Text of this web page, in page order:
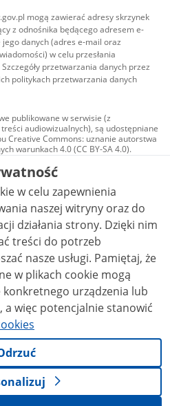
mogą zawierać adresy skrzynek
z odnośnika będącego adresem e-
danych (adres e-mail oraz
w celu przesłania
przetwarzania danych przez
politykach przetwarzania danych
publikowane w serwisie (z
treści audiowizualnych), są udostępniane
Creative Commons: uznanie autorstwa
warunkach 4.0 (CC BY-SA 4.0).
w tym zdjęcia, materiały
udostępniane na licencji typu
uznanie autorstwa użycie
- bez utworów zależnych 4.0 (CC BY-
ile nie jest to stwierdzone inaczej.
w celu zapewnienia
naszej witryny oraz do
strony. Dzięki nim
treści do potrzeb
usługi. Pamiętaj, że
w plikach cookie mogą
urządzenia lub
a więc potencjalnie stanowić